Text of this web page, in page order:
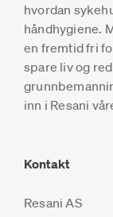
hvordan
håndhygiene.
en fremtid fri
spare liv og
inn i Resani
Kontakt
Resani AS